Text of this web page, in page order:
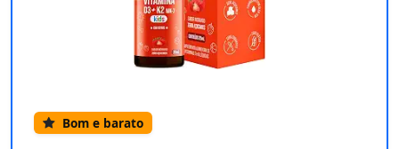
Bom e barato